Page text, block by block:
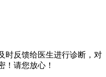
时反馈给医生进行诊断，对
！请您放心！